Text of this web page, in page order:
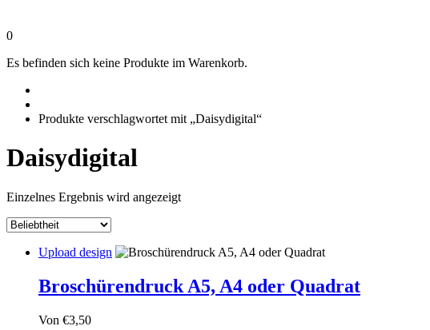
0
Es befinden sich keine Produkte im Warenkorb.
Produkte verschlagwortet mit „Daisydigital“
Daisydigital
Einzelnes Ergebnis wird angezeigt
Upload design
Broschürendruck A5, A4 oder Quadrat
Von €3,50